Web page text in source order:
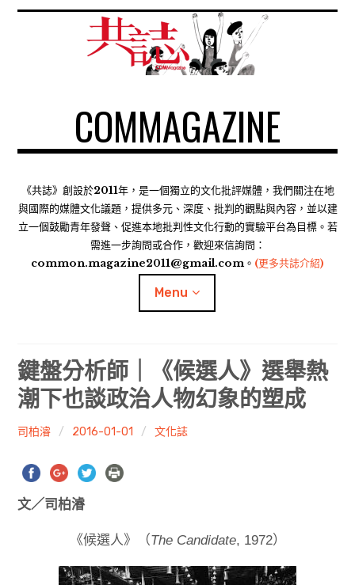
COMMAGAZINE
《共誌》創設於2011年，是一個獨立的文化批評媒體，我們關注在地
與國際的媒體文化議題，提供多元、深度、批判的觀點與內容，並以建
立一個鼓勵青年發聲、促進本地批判性文化行動的實驗平台為目標。若
需進一步詢問或合作，歡迎來信詢問：
common.magazine2011@gmail.com。 (更多共誌介紹)
Menu
共專題
共評論
共想/共享
共青年
鍵盤分析師｜《候選人》選舉熱
潮下也談政治人物幻象的塑成
司柏濬 2016-01-01 文化誌
文／司柏濬
《候選人》（The Candidate, 1972）